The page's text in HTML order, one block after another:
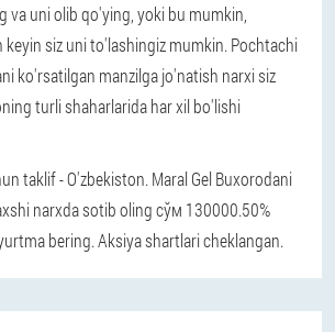
va uni olib qo'ying, yoki bu mumkin,
keyin siz uni to'lashingiz mumkin. Pochtachi
ko'rsatilgan manzilga jo'natish narxi siz
turli shaharlarida har xil bo'lishi
taklif - O'zbekiston. Maral Gel Buxorodani
narxda sotib oling сўм 130000.50%
bering. Aksiya shartlari cheklangan.